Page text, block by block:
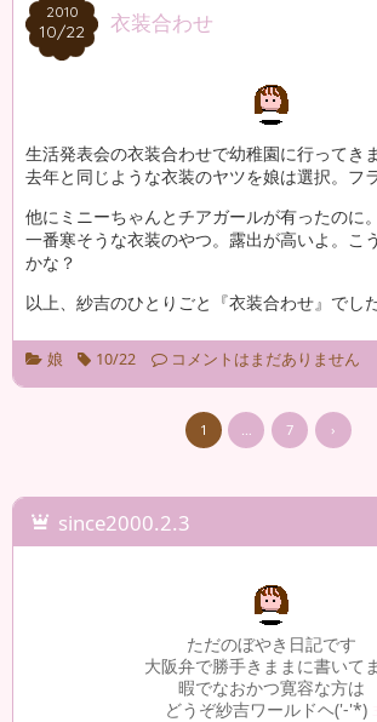
2010
10/22
2010
10/22 衣装合わせ
生活発表会の衣装合わせで幼稚園に行ってきま
去年と同じような衣装のヤツを娘は選択。フ
他にミニーちゃんとチアガールが有ったのに。
一番寒そうな衣装のやつ。露出が高いよ。こ
かな？
以上、紗吉のひとりごと『衣装合わせ』でした
娘 10/22 コメントはまだありません
1 7 ›
since2000.2.3
ただのぼやき日記です
大阪弁で勝手きままに書いて
暇でなおかつ寛容な方は
どうぞ紗吉ワールドヘ('-'*)